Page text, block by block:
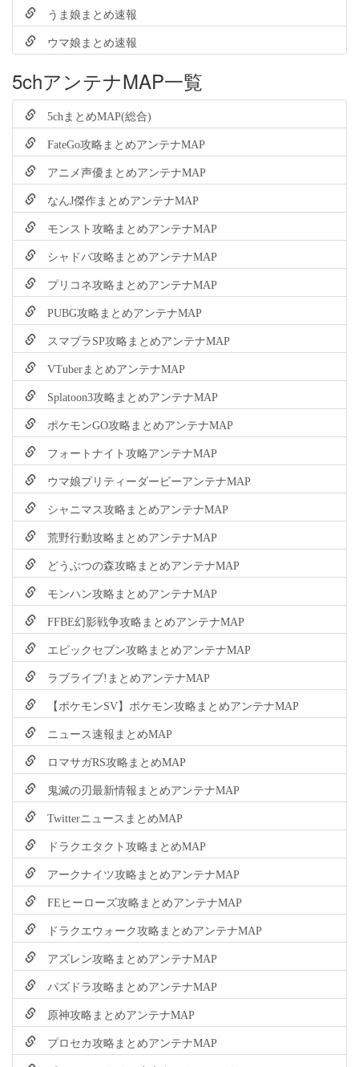
うま娘まとめ速報
ウマ娘まとめ速報
5chアンテナMAP一覧
5chまとめMAP(総合)
FateGo攻略まとめアンテナMAP
アニメ声優まとめアンテナMAP
なんJ傑作まとめアンテナMAP
モンスト攻略まとめアンテナMAP
シャドバ攻略まとめアンテナMAP
プリコネ攻略まとめアンテナMAP
PUBG攻略まとめアンテナMAP
スマブラSP攻略まとめアンテナMAP
VTuberまとめアンテナMAP
Splatoon3攻略まとめアンテナMAP
ポケモンGO攻略まとめアンテナMAP
フォートナイト攻略アンテナMAP
ウマ娘プリティーダービーアンテナMAP
シャニマス攻略まとめアンテナMAP
荒野行動攻略まとめアンテナMAP
どうぶつの森攻略まとめアンテナMAP
モンハン攻略まとめアンテナMAP
FFBE幻影戦争攻略まとめアンテナMAP
エピックセブン攻略まとめアンテナMAP
ラブライブ!まとめアンテナMAP
【ポケモンSV】ポケモン攻略まとめアンテナMAP
ニュース速報まとめMAP
ロマサガRS攻略まとめMAP
鬼滅の刃最新情報まとめアンテナMAP
TwitterニュースまとめMAP
ドラクエタクト攻略まとめMAP
アークナイツ攻略まとめアンテナMAP
FEヒーローズ攻略まとめアンテナMAP
ドラクエウォーク攻略まとめアンテナMAP
アズレン攻略まとめアンテナMAP
パズドラ攻略まとめアンテナMAP
原神攻略まとめアンテナMAP
プロセカ攻略まとめアンテナMAP